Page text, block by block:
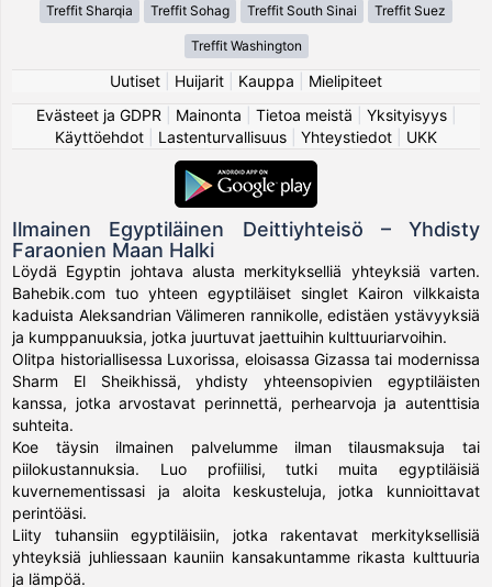
Treffit Sharqia Treffit Sohag Treffit South Sinai Treffit Suez
Treffit Washington
Uutiset Huijarit Kauppa
Mielipiteet
Evästeet ja GDPR
Mainonta Tietoa meistä Yksityisyys|
Käyttöehdot
Lastenturvallisuus Yhteystiedot UKK
Ilmainen Egyptiläinen Deittiyhteisö – Yhdisty
Faraonien Maan Halki
Löydä Egyptin johtava alusta merkitykselliä yhteyksiä varten.
Bahebik.com tuo yhteen egyptiläiset singlet Kairon vilkkaista
kaduista Aleksandrian Välimeren rannikolle, edistäen ystävyyksiä
ja kumppanuuksia, jotka juurtuvat jaettuihin kulttuuriarvoihin.
Olitpa historiallisessa Luxorissa, eloisassa Gizassa tai modernissa
Sharm El Sheikhissä, yhdisty yhteensopivien egyptiläisten
kanssa, jotka arvostavat perinnettä, perhearvoja ja autenttisia
suhteita.
Koe täysin ilmainen palvelumme ilman tilausmaksuja tai
piilokustannuksia. Luo profiilisi, tutki muita egyptiläisiä
kuvernementissasi ja aloita keskusteluja, jotka kunnioittavat
perintöäsi.
Liity tuhansiin egyptiläisiin, jotka rakentavat merkityksellisiä
yhteyksiä juhliessaan kauniin kansakuntamme rikasta kulttuuria
ja lämpöä.